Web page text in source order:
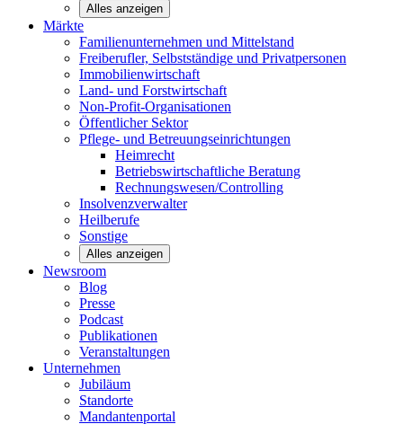
Alles anzeigen
Märkte
Familienunternehmen und Mittelstand
Freiberufler, Selbstständige und Privatpersonen
Immobilienwirtschaft
Land- und Forstwirtschaft
Non-Profit-Organisationen
Öffentlicher Sektor
Pflege- und Betreuungseinrichtungen
Heimrecht
Betriebswirtschaftliche Beratung
Rechnungswesen/Controlling
Insolvenzverwalter
Heilberufe
Sonstige
Alles anzeigen
Newsroom
Blog
Presse
Podcast
Publikationen
Veranstaltungen
Unternehmen
Jubiläum
Standorte
Mandantenportal